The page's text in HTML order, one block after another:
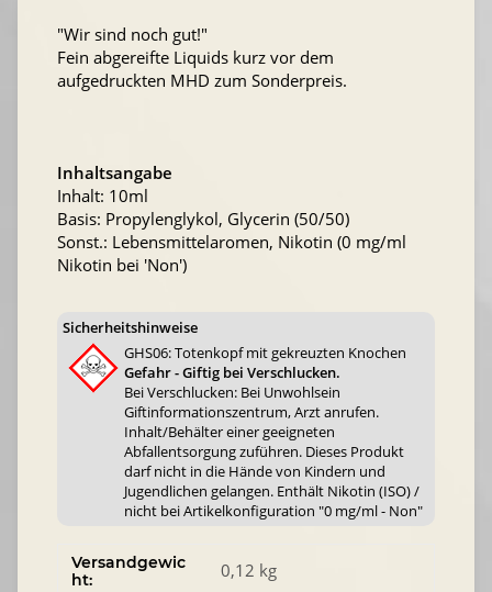
"Wir sind noch gut!"
Fein abgereifte Liquids kurz vor dem
aufgedruckten MHD zum Sonderpreis.
Inhaltsangabe
Inhalt: 10ml
Basis: Propylenglykol, Glycerin (50/50)
Sonst.: Lebensmittelaromen, Nikotin (0 mg/ml
Nikotin bei 'Non')
Sicherheitshinweise
GHS06: Totenkopf mit gekreuzten Knochen
Gefahr - Giftig bei Verschlucken.
Bei Verschlucken: Bei Unwohlsein
Giftinformationszentrum, Arzt anrufen.
Inhalt/Behälter einer geeigneten
Abfallentsorgung zuführen. Dieses Produkt
darf nicht in die Hände von Kindern und
Jugendlichen gelangen. Enthält Nikotin (ISO) /
nicht bei Artikelkonfiguration "0 mg/ml - Non"
Versandgewic
ht:
0,12 kg